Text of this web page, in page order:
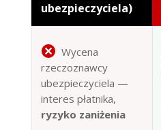
ubezpieczyciela)
Wycena
rzeczoznawcy
ubezpieczyciela —
interes płatnika,
ryzyko zaniżenia